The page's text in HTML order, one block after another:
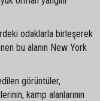
odaklarla birleşerek
bu alanın New York
görüntüler,
kamp alanlarının